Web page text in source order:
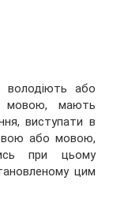
володіють або
мовою, мають
виступати в
або мовою,
при цьому
цим